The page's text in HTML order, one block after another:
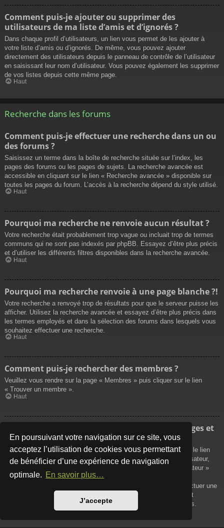
En poursuivant votre navigation sur ce site, vous
acceptez l’utilisation de cookies vous permettant
de bénéficier d’une expérience de navigation
optimale. En savoir plus…
J’accepte
Comment puis-je ajouter ou supprimer des
utilisateurs de ma liste d’amis et d’ignorés ?
Dans chaque profil d’utilisateurs, un lien vous permet de les ajouter à
votre liste d’amis ou d’ignorés. De même, vous pouvez ajouter
directement des utilisateurs depuis le panneau de contrôle de l’utilisateur
en saisissant leur nom d’utilisateur. Vous pouvez également les supprimer
de vos listes depuis cette même page.
Haut
Recherche dans les forums
Comment puis-je effectuer une recherche dans un ou
des forums ?
Saisissez un terme dans la boîte de recherche située sur l’index, les
pages des forums ou les pages de sujets. La recherche avancée est
accessible en cliquant sur le lien « Recherche avancée » disponible sur
toutes les pages du forum. L’accès à la recherche dépend du style utilisé.
Haut
Pourquoi ma recherche ne renvoie aucun résultat ?
Votre recherche était probablement trop vague ou incluait trop de termes
communs qui ne sont pas indexés par phpBB. Essayez d’être plus précis
et d’utiliser les différents filtres disponibles dans la recherche avancée.
Haut
Pourquoi ma recherche renvoie à une page blanche ?!
Votre recherche a renvoyé trop de résultats pour que le serveur puisse les
afficher. Utilisez la recherche avancée et essayez d’être plus précis dans
les termes employés et dans la sélection des forums dans lesquels vous
souhaitez effectuer une recherche.
Haut
Comment puis-je rechercher des membres ?
Veuillez vous rendre sur la page « Membres » puis cliquer sur le lien
« Trouver un membre ».
Haut
Comment puis-je retrouver mes propres messages et
sujets ?
Vos propres messages peuvent être affichés soit en cliquant sur le lien
« Afficher vos messages » dans le panneau de contrôle de l’utilisateur,
soit en cliquant sur le lien « Rechercher les messages de l’utilisateur »
sur la page de votre propre profil ou soit en cliquant sur le menu
« Raccourcis » situé sur la partie supérieure du forum. Pour effectuer une
recherche de vos propres sujets, utilisez la recherche avancée et
remplissez convenablement les options qui vous sont disponibles.